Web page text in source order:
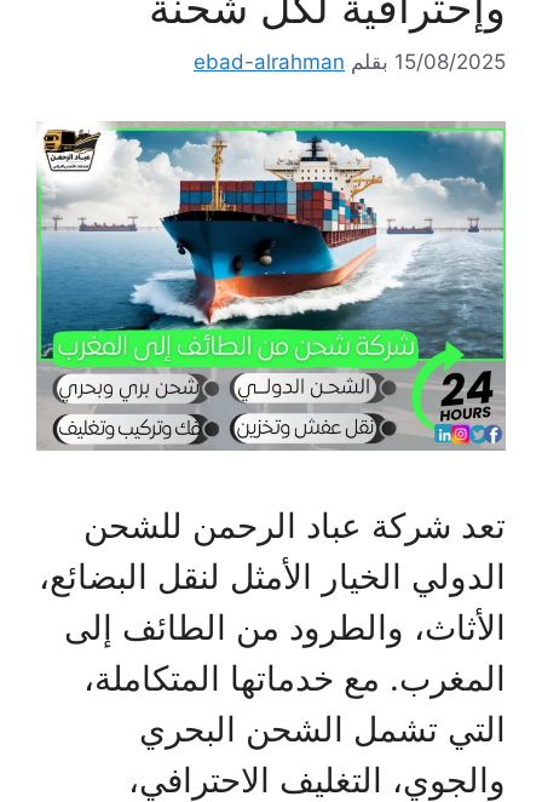
15/08/2025 بقلم ebad-alrahman
تعد شركة عباد الرحمن للشحن
الدولي الخيار الأمثل لنقل البضائع،
الأثاث، والطرود من الطائف إلى
المغرب. مع خدماتها المتكاملة،
التي تشمل الشحن البحري
والجوي، التغليف الاحترافي،